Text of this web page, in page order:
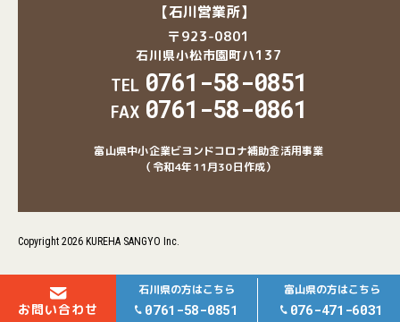
【石川営業所】
〒923-0801
石川県小松市園町ハ137
TEL 0761-58-0851
FAX 0761-58-0861
富山県中小企業ビヨンドコロナ補助金活用事業
（令和4年11月30日作成）
Copyright 2026 KUREHA SANGYO Inc.
お問い合わせ
石川県の方はこちら
0761-58-0851
富山県の方はこちら
076-471-6031